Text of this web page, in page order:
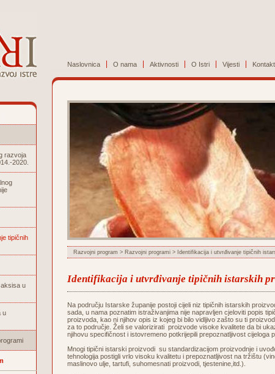
Naslovnica O nama Aktivnosti O Istri Vijesti Kontakt
razvoja
2020.
tipičnih
u
u
Razvojni program > Razvojni programi > Identifikacija i utvrđivanje tipičnih
Identifikacija i utvrđivanje tipičnih istarskih
Na području Istarske županije postoji cijeli niz tipičnih istarskih
sada, u nama poznatim istraživanjima nije napravljen cjeloviti popis
proizvoda, kao ni njihov opis iz kojeg bi bilo vidljivo zašto su ti
za to područje. Želi se valorizirati proizvode visoke kvalitete da bi
njihovu specifičnost i istovremeno potkrijepili prepoznatljivost cijeloga
Mnogi tipični istarski proizvodi su standardizacijom proizvodnje i
tehnologija postigli vrlo visoku kvalitetu i prepoznatljivost na tržištu
maslinovo ulje, tartufi, suhomesnati proizvodi, tjestenine,itd.).